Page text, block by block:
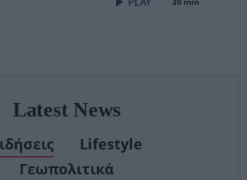
– Τέλος στις
Latest News
Lifestyle
Γεωπολιτικά